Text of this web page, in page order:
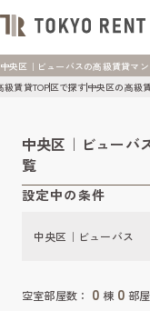
中央区｜ビューバスの高級賃貸マ
級賃貸TOP区で探す中央区の高級
中央区｜ビューバ
覧
設定中の条件
空室部屋数： 0 棟 0 部
中央区｜ビューバス